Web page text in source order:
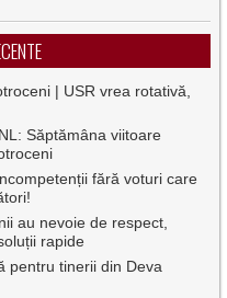
| USR vrea rotativă,
Săptămâna viitoare
fără voturi care
au nevoie de respect,
rapide
pentru tinerii din Deva